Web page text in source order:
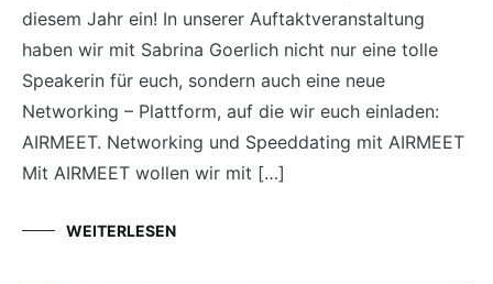
diesem Jahr ein! In unserer Auftaktveranstaltung
haben wir mit Sabrina Goerlich nicht nur eine tolle
Speakerin für euch, sondern auch eine neue
Networking – Plattform, auf die wir euch einladen:
AIRMEET. Networking und Speeddating mit AIRMEET
Mit AIRMEET wollen wir mit […]
WEITERLESEN